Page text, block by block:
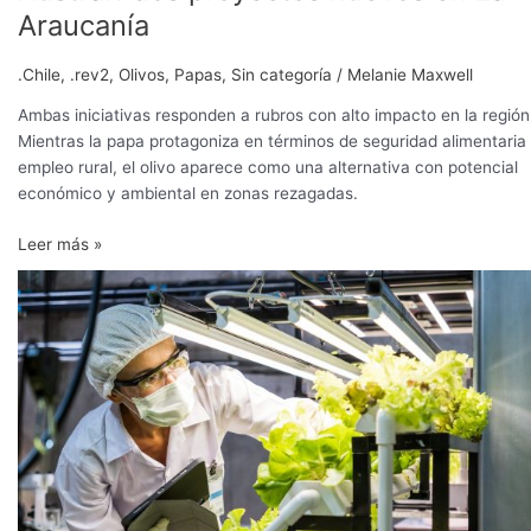
Araucanía
.Chile, .rev2, Olivos, Papas, Sin categoría / Melanie Maxwell
Ambas iniciativas responden a rubros con alto impacto en la
Mientras la papa protagoniza en términos de seguridad alimentaria
empleo rural, el olivo aparece como una alternativa con potencial
económico y ambiental en zonas rezagadas.
Leer más »
Cinco
innovaciones
científicas
y
tecnológicas
que
marcan
la
agricultura
del